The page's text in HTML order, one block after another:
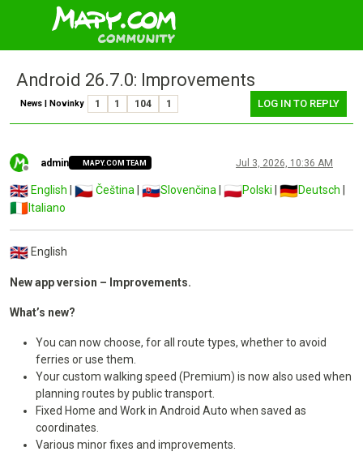
Android 26.7.0: Improvements
News | Novinky 1 1 104 1 LOG IN TO REPLY
Offline
admin MAPY.COM TEAM Jul 3, 2026, 10:36 AM
English Čeština Slovenčina Polski Deutsch
Italiano
English
New app version – Improvements.
What’s new?
You can now choose, for all route types, whether to avoid
ferries or use them.
Your custom walking speed (Premium) is now also used when
planning routes by public transport.
Fixed Home and Work in Android Auto when saved as
coordinates.
Various minor fixes and improvements.